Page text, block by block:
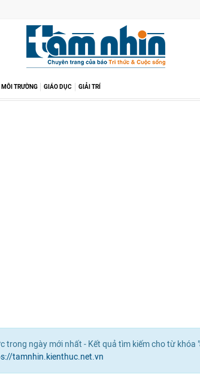
MÔI TRƯỜNG GIÁO DỤC GIẢI TRÍ
trong ngày mới nhất - Kết quả tìm kiếm cho từ khóa "
tamnhin.kienthuc.net.vn